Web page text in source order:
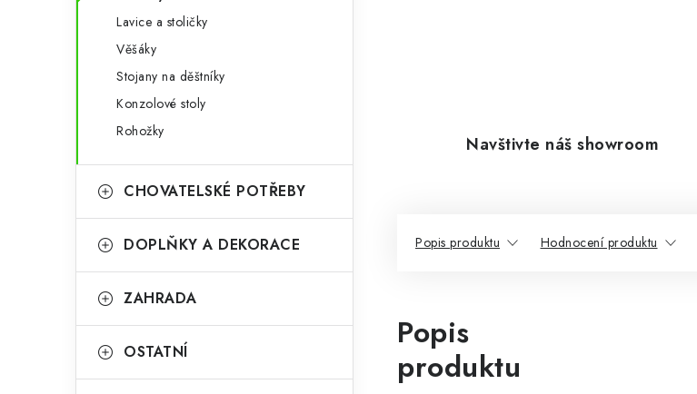
e
Lavice a stoličky
Věšáky
Stojany na děštníky
Konzolové stoly
Rohožky
CHOVATELSKÉ POTŘEBY
DOPLŇKY A DEKORACE
ZAHRADA
OSTATNÍ
Navštivte náš showroom
Popis produktu Hodnocení produktu
Popis
produktu